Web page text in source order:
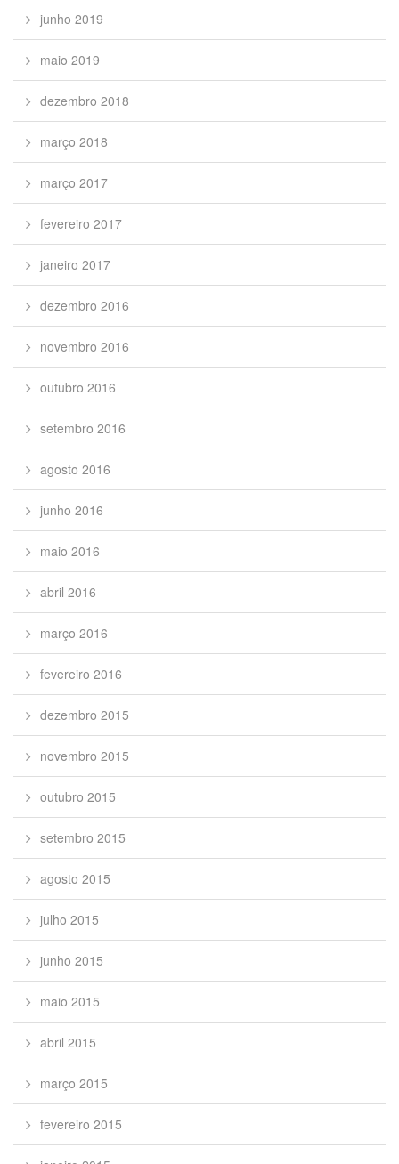
junho 2019
maio 2019
dezembro 2018
março 2018
março 2017
fevereiro 2017
janeiro 2017
dezembro 2016
novembro 2016
outubro 2016
setembro 2016
agosto 2016
junho 2016
maio 2016
abril 2016
março 2016
fevereiro 2016
dezembro 2015
novembro 2015
outubro 2015
setembro 2015
agosto 2015
julho 2015
junho 2015
maio 2015
abril 2015
março 2015
fevereiro 2015